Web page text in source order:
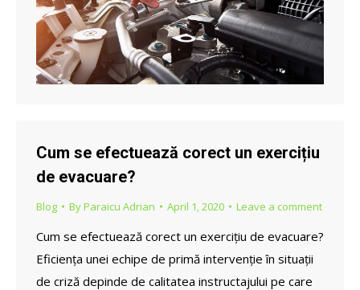
Cum se efectuează corect un exercițiu
de evacuare?
Blog ByParaicu Adrian April 1, 2020 Leave a comment
Cum se efectuează corect un exercițiu de evacuare?
Eficiența unei echipe de primă intervenție în situații
de criză depinde de calitatea instructajului pe care